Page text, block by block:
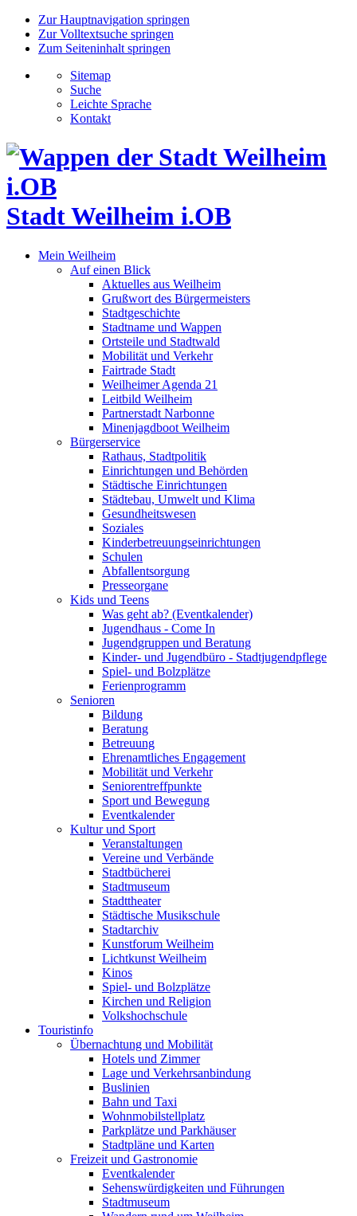
Zur Hauptnavigation springen
Zur Volltextsuche springen
Zum Seiteninhalt springen
Sitemap
Suche
Leichte Sprache
Kontakt
Stadt Weilheim i.OB
Mein Weilheim
Auf einen Blick
Aktuelles aus Weilheim
Grußwort des Bürgermeisters
Stadtgeschichte
Stadtname und Wappen
Ortsteile und Stadtwald
Mobilität und Verkehr
Fairtrade Stadt
Weilheimer Agenda 21
Leitbild Weilheim
Partnerstadt Narbonne
Minenjagdboot Weilheim
Bürgerservice
Rathaus, Stadtpolitik
Einrichtungen und Behörden
Städtische Einrichtungen
Städtebau, Umwelt und Klima
Gesundheitswesen
Soziales
Kinderbetreuungseinrichtungen
Schulen
Abfallentsorgung
Presseorgane
Kids und Teens
Was geht ab? (Eventkalender)
Jugendhaus - Come In
Jugendgruppen und Beratung
Kinder- und Jugendbüro - Stadtjugendpflege
Spiel- und Bolzplätze
Ferienprogramm
Senioren
Bildung
Beratung
Betreuung
Ehrenamtliches Engagement
Mobilität und Verkehr
Seniorentreffpunkte
Sport und Bewegung
Eventkalender
Kultur und Sport
Veranstaltungen
Vereine und Verbände
Stadtbücherei
Stadtmuseum
Stadttheater
Städtische Musikschule
Stadtarchiv
Kunstforum Weilheim
Lichtkunst Weilheim
Kinos
Spiel- und Bolzplätze
Kirchen und Religion
Volkshochschule
Touristinfo
Übernachtung und Mobilität
Hotels und Zimmer
Lage und Verkehrsanbindung
Buslinien
Bahn und Taxi
Wohnmobilstellplatz
Parkplätze und Parkhäuser
Stadtpläne und Karten
Freizeit und Gastronomie
Eventkalender
Sehenswürdigkeiten und Führungen
Stadtmuseum